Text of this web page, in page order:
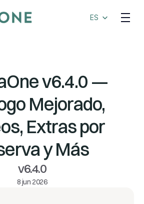
ES
v6.4.0 —
Mejorado,
Extras por
y Más
v6.4.0
8 jun 2026